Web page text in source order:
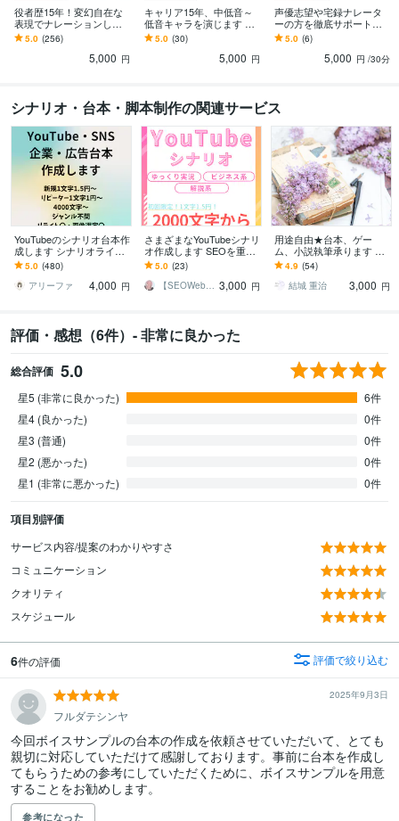
役者歴15年！変幻自在な
表現でナレーションしま
す 多数の大手企業を担当
する信頼感とインパクト
5.0 (256)
5,000 円
キャリア15年、中低音～
低音キャラを演じます 確
かな演技力と熱量！高音
のキャラ以外はお任せく
5.0 (30)
5,000 円
声優志望や宅録ナレータ
ーの方を徹底サポートし
ます 声優歴14年のプロが
あなたのキャリアをサポ
5.0 (6)
5,000 円 /30分
シナリオ・台本・脚本制作の関連サービス
YouTubeのシナリオ台本作
成します シナリオライタ
ーがゆっくり・2chなど幅
広く対応します
5.0 (480)
アリーファ
4,000 円
さまざまなYouTubeシナリ
オ作成します SEOを重視
で構成からKW選定までサ
ポートが可能！
5.0 (23)
【SEOWebライター】深愛―みお― 3,000 円
用途自由★台本、ゲー
ム、小説執筆承ります 執
筆歴9年、実務経験ありの
シナリオライターが対応
致します。
4.9 (54)
結城 重治
3,000 円
評価・感想（6件）- 非常に良かった
総合評価 5.0
星5 (非常に良かった)
6件
星4 (良かった)
0件
星3 (普通)
0件
星2 (悪かった)
0件
星1 (非常に悪かった)
0件
項目別評価
サービス内容/提案のわかりやすさ
コミュニケーション
クオリティ
スケジュール
6件の評価 評価で絞り込む
2025年9月3日
フルダテシンヤ
今回ボイスサンプルの台本の作成を依頼させていただいて、とても
親切に対応していただけて感謝しております。事前に台本を作成し
てもらうための参考にしていただくために、ボイスサンプルを用意
することをお勧めします。
参考になった